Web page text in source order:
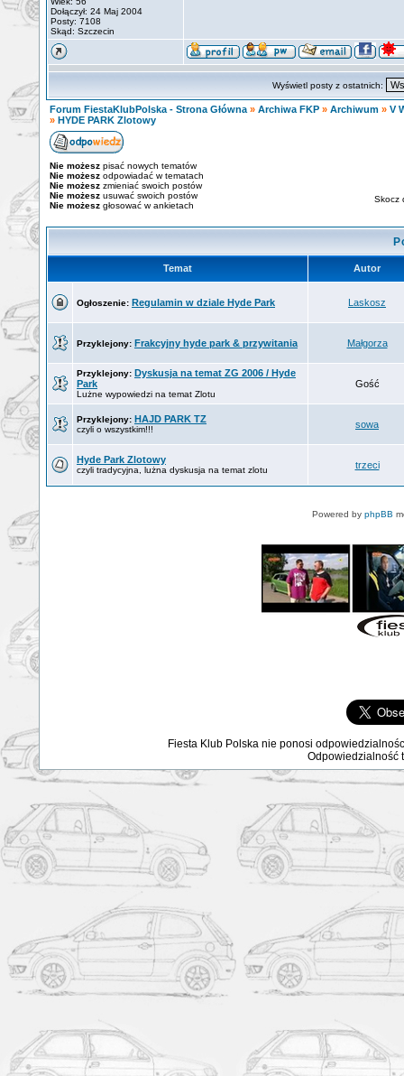
Dołączył: 24 Maj 2004
Posty: 7108
Skąd: Szczecin
Wyświetl posty z ostatnich:
Forum FiestaKlubPolska - Strona Główna » Archiwa FKP » Archiwum » V
» HYDE PARK Zlotowy
Nie możesz pisać nowych tematów
Nie możesz odpowiadać w tematach
Nie możesz zmieniać swoich postów
Nie możesz usuwać swoich postów
Nie możesz głosować w ankietach
Skocz
Temat Autor
Ogłoszenie: Regulamin w dziale Hyde Park Laskosz
Przyklejony: Frakcyjny hyde park & przywitania Małgorza
Przyklejony: Dyskusja na temat ZG 2006 / Hyde
Park
Lużne wypowiedzi na temat Zlotu
Gość
Przyklejony: HAJD PARK TZ
czyli o wszystkim!!! sowa
Hyde Park Zlotowy
czyli tradycyjna, lużna dyskusja na temat zlotu trzeci
Powered by phpBB
Fiesta Klub Polska nie ponosi
Odpowiedzialność